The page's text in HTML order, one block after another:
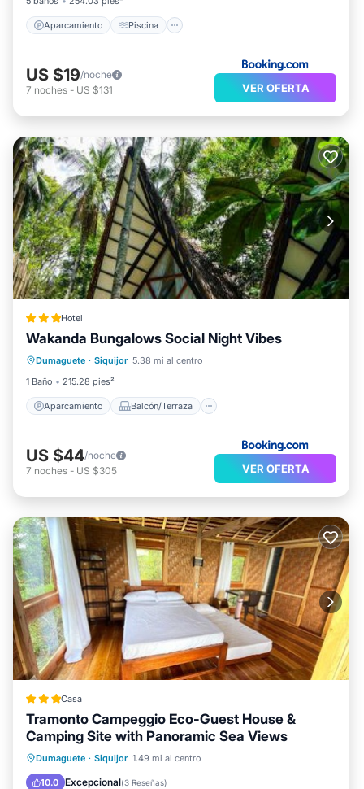
Aparcamiento Piscina
US $19/noche
7 noches - US $131 VER OFERTA
Hotel
Wakanda Bungalows Social Night Vibes
Dumaguete · Siquijor 5.38 mi al centro
1 Baño
215.28 pies²
Aparcamiento Balcón/Terraza
Aparcamiento
Balcón/Terraza
Vistas
Aire acondicionado
US $44/noche
7 noches - US $305 VER OFERTA
Casa
Tramonto Campeggio Eco-Guest House &
Camping Site with Panoramic Sea Views
Dumaguete · Siquijor 1.49 mi al centro
10.0 Excepcional(3 Reseñas)
Frente al mar Aparcamiento
Vista al mar